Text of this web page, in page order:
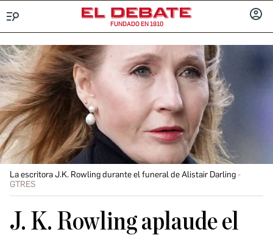
FUNDADO EN 1910
La escritora J.K. Rowling durante el funeral de Alistair Darling
GTRES
J. K. Rowling aplaude el